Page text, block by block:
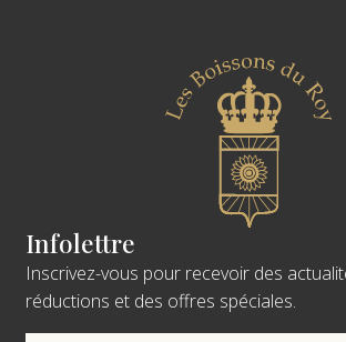
Infolettre
Inscrivez-vous pour recevoir des
réductions et des offres spéciales.